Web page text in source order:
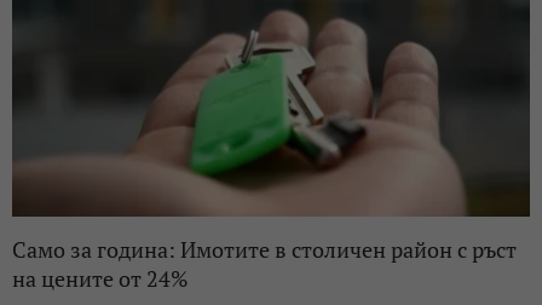
Само за година: Имотите в столичен район с ръст
на цените от 24%